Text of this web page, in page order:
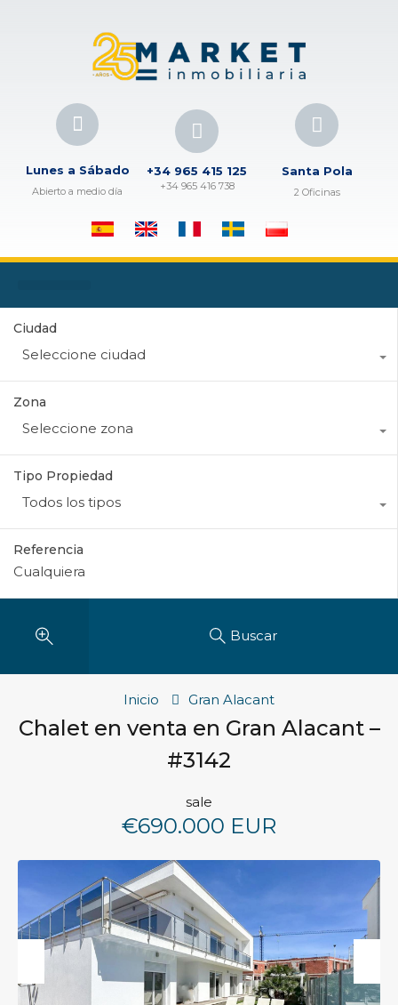
Lunes a Sábado
Abierto a medio día
+34 965 415 125
+34 965 416 738
Santa Pola
2 Oficinas
Ciudad
Seleccione ciudad
Zona
Seleccione zona
Tipo Propiedad
Todos los tipos
Referencia
Buscar
Inicio Gran Alacant
Chalet en venta en Gran Alacant –
#3142
sale
€690.000 EUR
Previous Next